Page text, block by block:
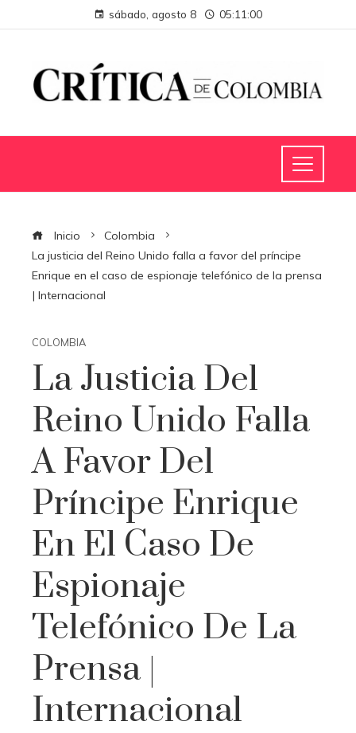
sábado, agosto 8 05:11:01
Inicio
Colombia
La justicia del Reino Unido falla a favor del príncipe
Enrique en el caso de espionaje telefónico de la prensa
| Internacional
COLOMBIA
La Justicia Del
Reino Unido Falla
A Favor Del
Príncipe Enrique
En El Caso De
Espionaje
Telefónico De La
Prensa |
Internacional